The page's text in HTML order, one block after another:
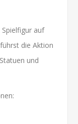
auf
die Aktion
und